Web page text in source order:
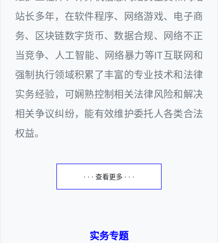
站长多年，在软件程序、网络游戏、电子商
务、区块链数字货币、数据合规、网络不正
当竞争、人工智能、网络暴力等IT互联网和
强制执行领域积累了丰富的专业技术和法律
实务经验，可娴熟控制相关法律风险和解决
相关争议纠纷，能有效维护委托人各类合法
权益。
· · · 查看更多 · · ·
实务专题